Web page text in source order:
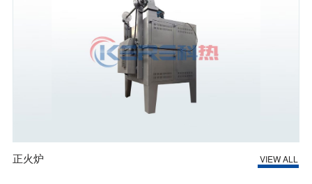
正火炉 VIEW ALL